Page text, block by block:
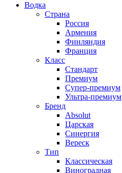
Водка
Страна
Россия
Армения
Финляндия
Франция
Класс
Стандарт
Премиум
Супер-премиум
Ультра-премиум
Бренд
Absolut
Царская
Синергия
Вереск
Тип
Классическая
Виноградная